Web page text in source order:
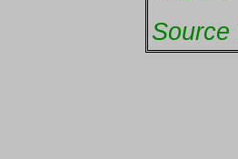
Source